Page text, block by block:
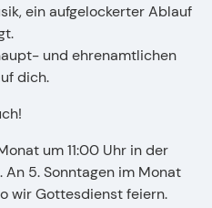
ein aufgelockerter Ablauf
und ehrenamtlichen
dich.
um 11:00 Uhr in der
5. Sonntagen im Monat
wir Gottesdienst feiern.